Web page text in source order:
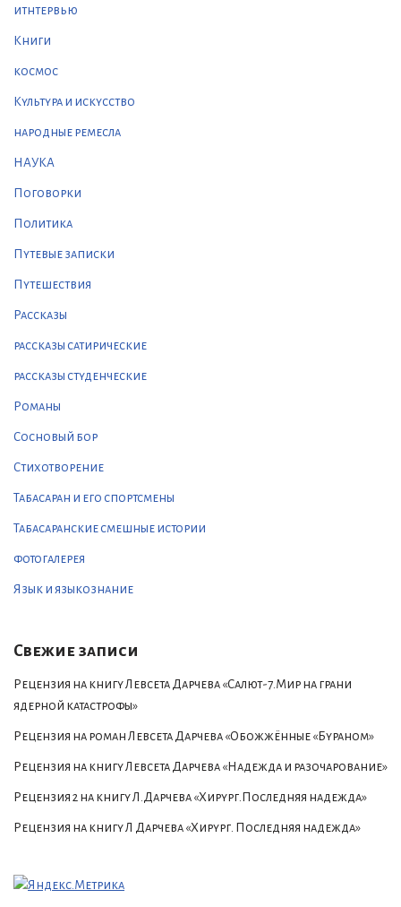
итнтервью
Книги
космос
Культура и искусство
народные ремесла
НАУКА
Поговорки
Политика
Путевые записки
Путешествия
Рассказы
рассказы сатирические
рассказы студенческие
Романы
Сосновый бор
Стихотворение
Табасаран и его спортсмены
Табасаранские смешные истории
фотогалерея
Язык и языкознание
Свежие записи
Рецензия на книгу Левсета Дарчева «Салют-7.Мир на грани
ядерной катастрофы»
Рецензия на роман Левсета Дарчева «Обожжённые «Бураном»
Рецензия на книгу Левсета Дарчева «Надежда и разочарование»
Рецензия 2 на книгу Л.Дарчева «Хирург.Последняя надежда»
Рецензия на книгу Л Дарчева «Хирург. Последняя надежда»